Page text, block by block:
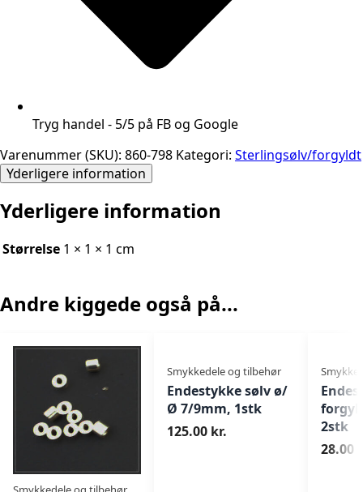
Tryg handel - 5/5 på FB og Google
Varenummer (SKU): 860-798 Kategori: Sterlingsølv/forgyldt
Yderligere information
Yderligere information
Størrelse 1 × 1 × 1 cm
Andre kiggede også på...
Smykkedele og tilbehør
Endestykke sølv ø/
Ø 7/9mm, 1stk
125.00 kr.
2stk
28.00